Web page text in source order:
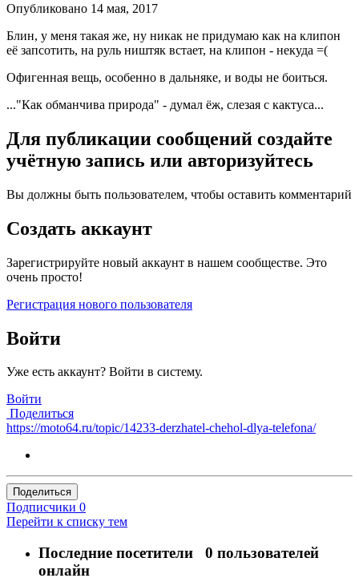
Опубликовано 14 мая, 2017
Блин, у меня такая же, ну никак не придумаю как на клипон
её запсотить, на руль ништяк встает, на клипон - некуда =(
Офигенная вещь, особенно в дальняке, и воды не боиться.
..."Как обманчива природа" - думал ёж, слезая с кактуса...
Для публикации сообщений создайте
учётную запись или авторизуйтесь
Вы должны быть пользователем, чтобы оставить комментарий
Создать аккаунт
Зарегистрируйте новый аккаунт в нашем сообществе. Это
очень просто!
Регистрация нового пользователя
Войти
Уже есть аккаунт? Войти в систему.
Войти
Поделиться
https://moto64.ru/topic/14233-derzhatel-chehol-dlya-telefona/
Поделиться
Подписчики 0
Перейти к списку тем
Последние посетители 0 пользователей
онлайн